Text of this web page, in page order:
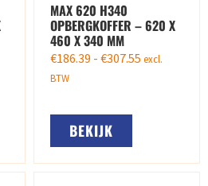
MAX 620 H340
OPBERGKOFFER – 620 X
460 X 340 MM
€186.39 - €307.55 excl.
BTW
BEKIJK